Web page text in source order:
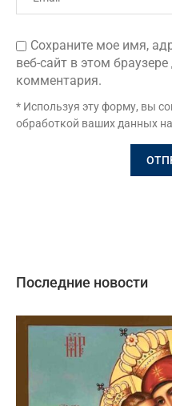
Сохраните мое имя,
веб-сайт в этом
комментария.
* Используя эту форму, вы
обработкой ваших данных на
Последние новости